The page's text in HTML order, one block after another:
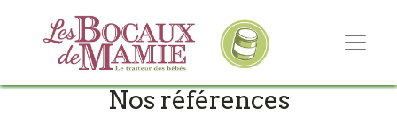
Nos références